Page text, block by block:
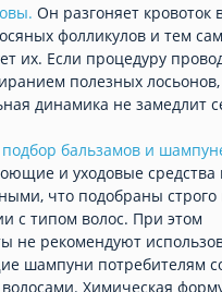
Он разгоняет кровоток
фолликулов и тем
их. Если процедуру
полезных
динамика не замедлит
бальзамов и
и уходовые средства
что подобраны строго
с типом волос. При этом
не рекомендуют
шампуни потребителям
Химическая